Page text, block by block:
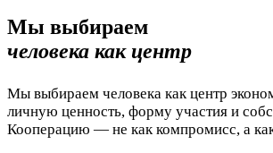
Мы выбираем
человека как центр
Мы выбираем человека как центр
личную ценность, форму участия и
Кооперацию — не как компромисс, а